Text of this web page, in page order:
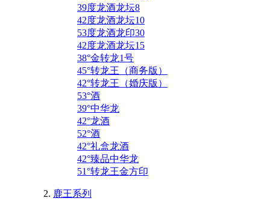
39度龙酒龙坛8
42度龙酒龙坛10
53度龙酒龙印30
42度龙酒龙坛15
38°金转龙1号
45°转龙王（商务版）
42°转龙王（婚庆版）
53°酒
39°中华龙
42°龙酒
52°酒
42°礼盒龙酒
42°臻品中华龙
51°转龙王金方印
鹿王系列